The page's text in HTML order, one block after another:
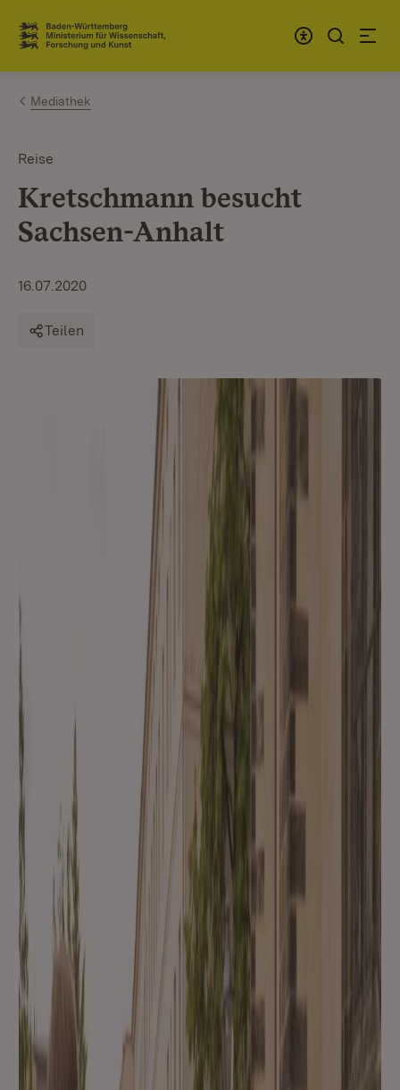
Zum Inhalt springen
Link zur Startseite
Mediathek
Reise
Kretschmann besucht
Sachsen-Anhalt
16.07.2020
Teilen